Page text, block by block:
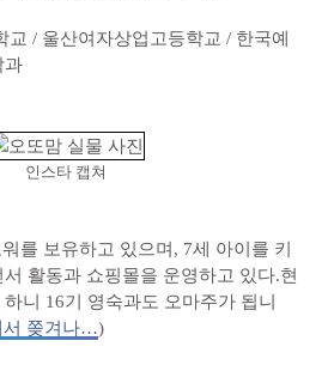
교 / 울산여자상업고등학교 / 한국예
과
인스타 캡쳐
를 보유하고 있으며, 7세 아이를 키
활동과 쇼핑몰을 운영하고 있다.현
니 16기 영숙과도 오마주가 됩니
서 쫒겨나…)